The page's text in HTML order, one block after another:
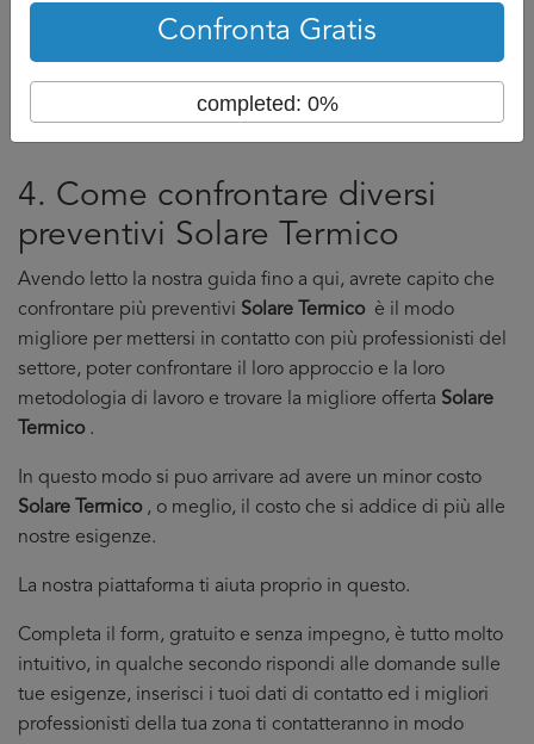
Confronta prezzi
4. Come confrontare diversi
preventivi Solare Termico
Avendo letto la nostra guida fino a qui, avrete capito che
confrontare più preventivi Solare Termico è il modo
migliore per mettersi in contatto con più professionisti del
settore, poter confrontare il loro approccio e la loro
metodologia di lavoro e trovare la migliore offerta Solare
Termico .
In questo modo si puo arrivare ad avere un minor costo
Solare Termico , o meglio, il costo che si addice di più alle
nostre esigenze.
La nostra piattaforma ti aiuta proprio in questo.
Completa il form, gratuito e senza impegno, è tutto molto
intuitivo, in qualche secondo rispondi alle domande sulle
tue esigenze, inserisci i tuoi dati di contatto ed i migliori
professionisti della tua zona ti contatteranno in modo
Confronta Gratis
completed: 0%